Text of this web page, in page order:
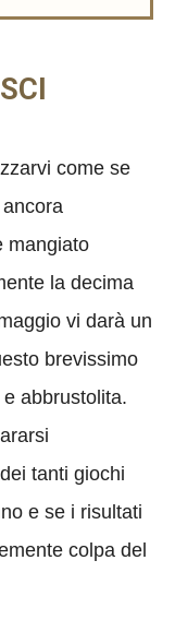
come se
mangiato
la decima
vi darà un
brevissimo
abbrustolita.
tanti giochi
e se i risultati
colpa del